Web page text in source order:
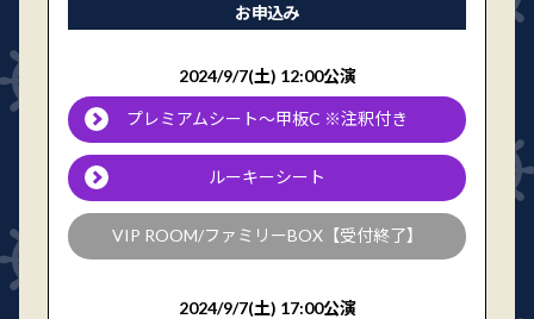
お申込み
2024/9/7(土) 12:00公演
プレミアムシート～甲板C ※注釈付き
ルーキーシート
VIP ROOM/ファミリーBOX【受付終了】
2024/9/7(土) 17:00公演